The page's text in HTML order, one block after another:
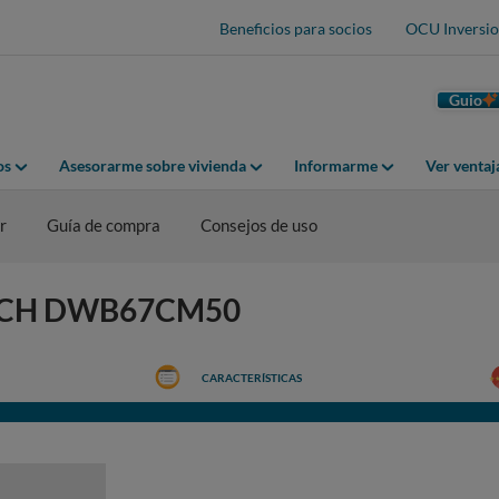
Beneficios para socios OCU
Guio
Asesorarme sobre vivienda Informarme Ver
Guía de compra Consejos de uso
DWB67CM50
CARACTERÍSTICAS